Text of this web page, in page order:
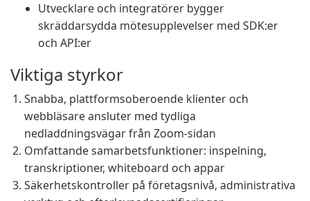
Utvecklare och integratörer bygger
skräddarsydda mötesupplevelser med SDK:er
och API:er
Viktiga styrkor
Snabba, plattformsoberoende klienter och
webbläsare ansluter med tydliga
nedladdningsvägar från Zoom-sidan
Omfattande samarbetsfunktioner: inspelning,
transkriptioner, whiteboard och appar
Säkerhetskontroller på företagsnivå, administrativa